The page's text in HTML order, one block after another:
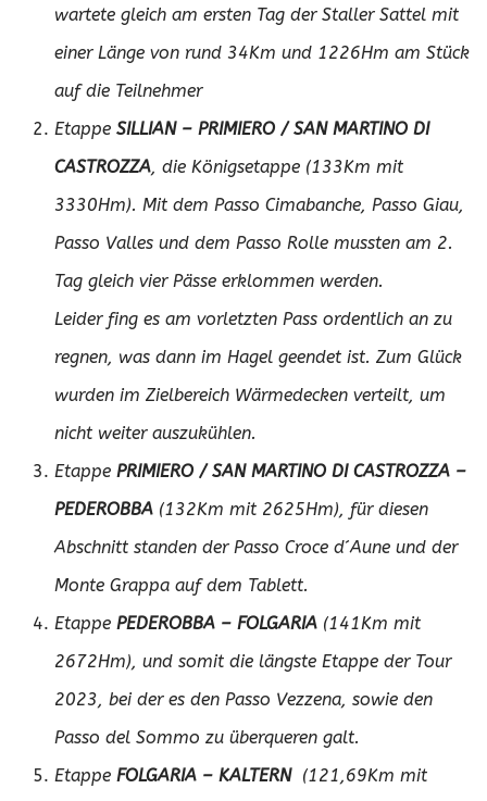
wartete gleich am ersten Tag der Staller Sattel mit
einer Länge von rund 34Km und 1226Hm am Stück
auf die Teilnehmer
Etappe SILLIAN – PRIMIERO / SAN MARTINO DI
CASTROZZA, die Königsetappe (133Km mit
3330Hm). Mit dem Passo Cimabanche, Passo Giau,
Passo Valles und dem Passo Rolle mussten am 2.
Tag gleich vier Pässe erklommen werden.
Leider fing es am vorletzten Pass ordentlich an zu
regnen, was dann im Hagel geendet ist. Zum Glück
wurden im Zielbereich Wärmedecken verteilt, um
nicht weiter auszukühlen.
Etappe PRIMIERO / SAN MARTINO DI CASTROZZA –
PEDEROBBA (132Km mit 2625Hm), für diesen
Abschnitt standen der Passo Croce d´Aune und der
Monte Grappa auf dem Tablett.
Etappe PEDEROBBA – FOLGARIA (141Km mit
2672Hm), und somit die längste Etappe der Tour
2023, bei der es den Passo Vezzena, sowie den
Passo del Sommo zu überqueren galt.
Etappe FOLGARIA – KALTERN(121,69Km mit